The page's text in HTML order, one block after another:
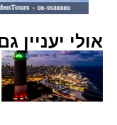
אולי יעניין